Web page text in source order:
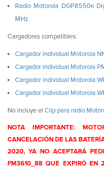
Radio Motorola DGP8550e
MHz.
Cargadores compatibles:
Cargador individual Motorola
Cargador individual Motorola
Cargador individual Motorola
Cargador individual Motorola
No incluye el Clip para radio
NOTA IMPORTANTE:
CANCELACIÓN DE LAS
2020, YA NO ACEPTARÁ
FM3610_88 QUE EXPIRÓ EN